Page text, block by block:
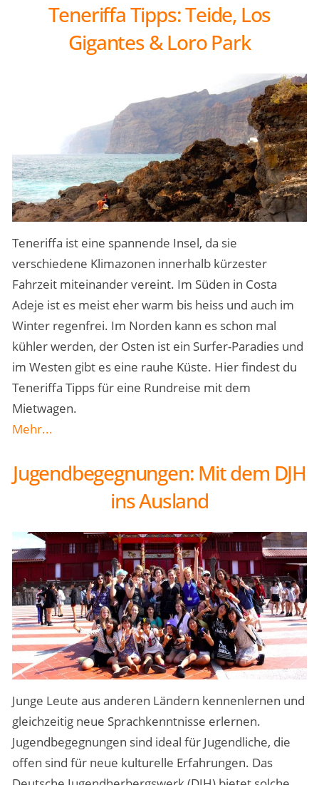
Teneriffa Tipps: Teide, Los
Gigantes & Loro Park
Teneriffa ist eine spannende Insel, da sie
verschiedene Klimazonen innerhalb kürzester
Fahrzeit miteinander vereint. Im Süden in Costa
Adeje ist es meist eher warm bis heiss und auch im
Winter regenfrei. Im Norden kann es schon mal
kühler werden, der Osten ist ein Surfer-Paradies und
im Westen gibt es eine rauhe Küste. Hier findest du
Teneriffa Tipps für eine Rundreise mit dem
Mietwagen.
Mehr...
Jugendbegegnungen: Mit dem DJH
ins Ausland
Junge Leute aus anderen Ländern kennenlernen und
gleichzeitig neue Sprachkenntnisse erlernen.
Jugendbegegnungen sind ideal für Jugendliche, die
offen sind für neue kulturelle Erfahrungen. Das